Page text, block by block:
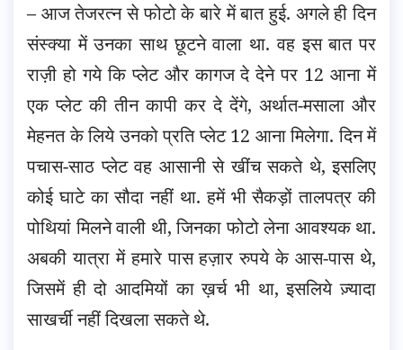
– आज तेजरत्न से फोटो के बारे में बात हुई. अगले ही दिन
संस्क्या में उनका साथ छूटने वाला था. वह इस बात पर
राज़ी हो गये कि प्लेट और कागज दे देने पर 12 आना में
एक प्लेट की तीन कापी कर दे देंगे, अर्थात-मसाला और
मेहनत के लिये उनको प्रति प्लेट 12 आना मिलेगा. दिन में
पचास-साठ प्लेट वह आसानी से खींच सकते थे, इसलिए
कोई घाटे का सौदा नहीं था. हमें भी सैकड़ों तालपत्र की
पोथियां मिलने वाली थी, जिनका फोटो लेना आवश्यक था.
अबकी यात्रा में हमारे पास हज़ार रुपये के आस-पास थे,
जिसमें ही दो आदमियों का ख़र्च भी था, इसलिये ज़्यादा
साखर्ची नहीं दिखला सकते थे.